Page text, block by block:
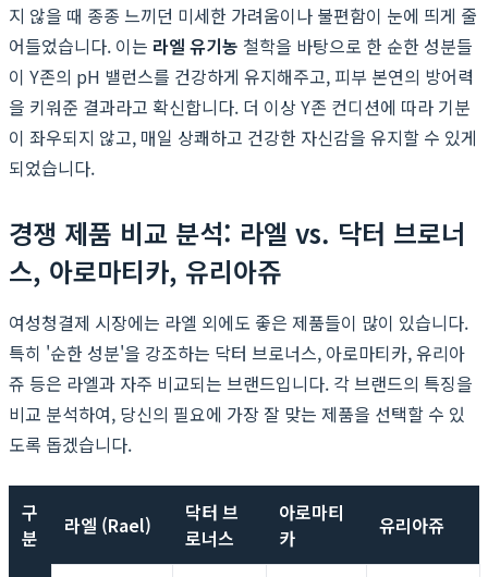
지 않을 때 종종 느끼던 미세한 가려움이나 불편함이 눈에 띄게 줄
어들었습니다. 이는 라엘 유기농 철학을 바탕으로 한 순한 성분들
이 Y존의 pH 밸런스를 건강하게 유지해주고, 피부 본연의 방어력
을 키워준 결과라고 확신합니다. 더 이상 Y존 컨디션에 따라 기분
이 좌우되지 않고, 매일 상쾌하고 건강한 자신감을 유지할 수 있게
되었습니다.
경쟁 제품 비교 분석: 라엘 vs. 닥터 브로너
스, 아로마티카, 유리아쥬
여성청결제 시장에는 라엘 외에도 좋은 제품들이 많이 있습니다.
특히 '순한 성분'을 강조하는 닥터 브로너스, 아로마티카, 유리아
쥬 등은 라엘과 자주 비교되는 브랜드입니다. 각 브랜드의 특징을
비교 분석하여, 당신의 필요에 가장 잘 맞는 제품을 선택할 수 있
도록 돕겠습니다.
구
분
라엘 (Rael)
닥터 브
로너스
아로마티
카
유리아쥬